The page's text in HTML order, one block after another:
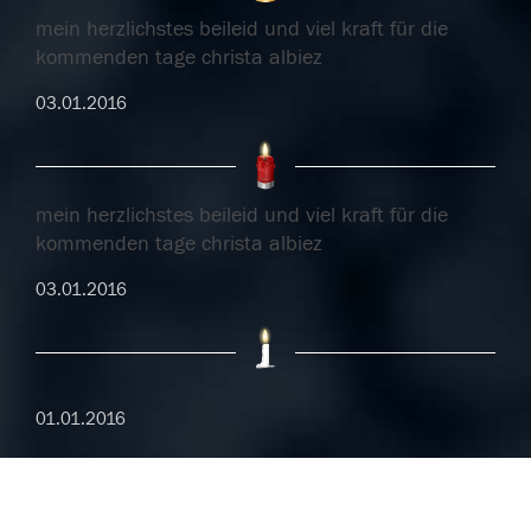
mein herzlichstes beileid und viel kraft für die
kommenden tage christa albiez
03.01.2016
mein herzlichstes beileid und viel kraft für die
kommenden tage christa albiez
03.01.2016
01.01.2016